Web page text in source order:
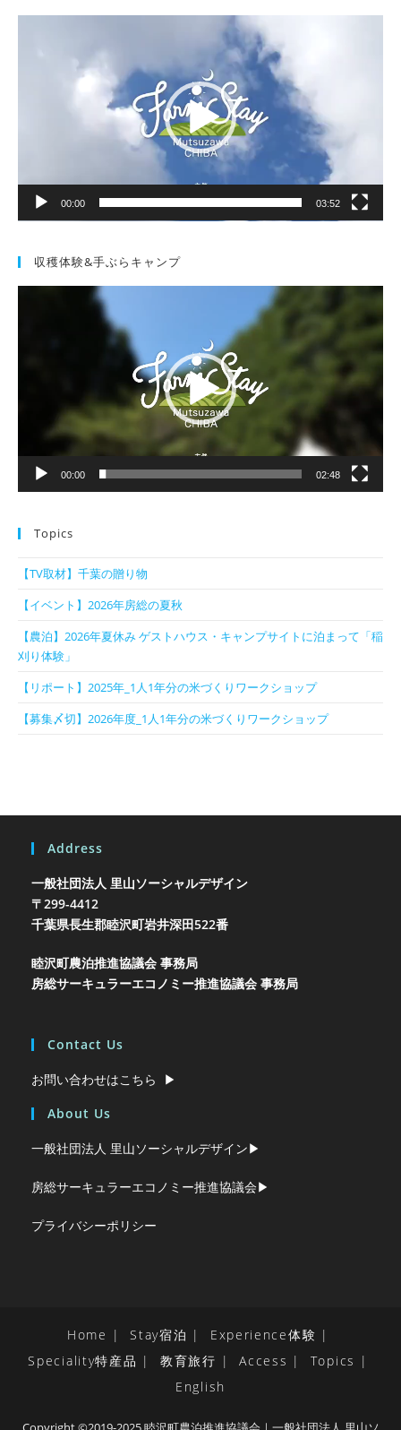
00:00 03:52
収穫体験&手ぶらキャンプ
00:00 02:48
Topics
【TV取材】千葉の贈り物
【イベント】2026年房総の夏秋
【農泊】2026年夏休み ゲストハウス・キャンプサイトに泊まって「稲
刈り体験」
【リポート】2025年_1人1年分の米づくりワークショップ
【募集〆切】2026年度_1人1年分の米づくりワークショップ
Address
一般社団法人 里山ソーシャルデザイン
〒299-4412
千葉県長生郡睦沢町岩井深田522番
睦沢町農泊推進協議会 事務局
房総サーキュラーエコノミー推進協議会 事務局
Contact Us
お問い合わせはこちら ▶︎
About Us
一般社団法人 里山ソーシャルデザイン▶︎
房総サーキュラーエコノミー推進協議会▶︎
プライバシーポリシー
Home Stay宿泊
Experience体験
Speciality特産品
教育旅行 Access
Topics
English